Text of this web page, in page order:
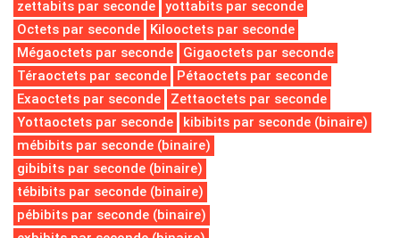
zettabits par seconde
yottabits par seconde
Octets par seconde
Kilooctets par seconde
Mégaoctets par seconde
Gigaoctets par seconde
Téraoctets par seconde
Pétaoctets par seconde
Exaoctets par seconde
Zettaoctets par seconde
Yottaoctets par seconde
kibibits par seconde (binaire)
mébibits par seconde (binaire)
gibibits par seconde (binaire)
tébibits par seconde (binaire)
pébibits par seconde (binaire)